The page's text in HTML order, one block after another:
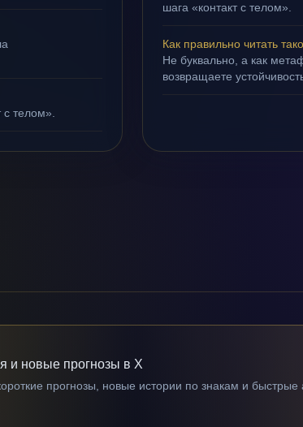
телом».
шага «контакт с телом».
Как правильно читать
Не буквально, а как
возвращаете
и новые прогнозы в X
прогнозы, новые истории по знакам и